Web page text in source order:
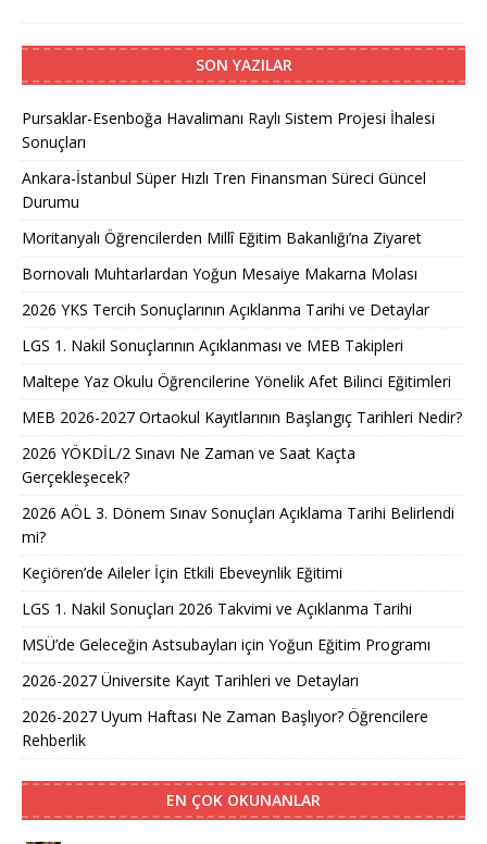
SON YAZILAR
Pursaklar-Esenboğa Havalimanı Raylı Sistem Projesi İhalesi
Sonuçları
Ankara-İstanbul Süper Hızlı Tren Finansman Süreci Güncel
Durumu
Moritanyalı Öğrencilerden Millî Eğitim Bakanlığı’na Ziyaret
Bornovalı Muhtarlardan Yoğun Mesaiye Makarna Molası
2026 YKS Tercih Sonuçlarının Açıklanma Tarihi ve Detaylar
LGS 1. Nakil Sonuçlarının Açıklanması ve MEB Takipleri
Maltepe Yaz Okulu Öğrencilerine Yönelik Afet Bilinci Eğitimleri
MEB 2026-2027 Ortaokul Kayıtlarının Başlangıç Tarihleri Nedir?
2026 YÖKDİL/2 Sınavı Ne Zaman ve Saat Kaçta
Gerçekleşecek?
2026 AÖL 3. Dönem Sınav Sonuçları Açıklama Tarihi Belirlendi
mi?
Keçiören’de Aileler İçin Etkili Ebeveynlik Eğitimi
LGS 1. Nakil Sonuçları 2026 Takvimi ve Açıklanma Tarihi
MSÜ’de Geleceğin Astsubayları için Yoğun Eğitim Programı
2026-2027 Üniversite Kayıt Tarihleri ve Detayları
2026-2027 Uyum Haftası Ne Zaman Başlıyor? Öğrencilere
Rehberlik
EN ÇOK OKUNANLAR